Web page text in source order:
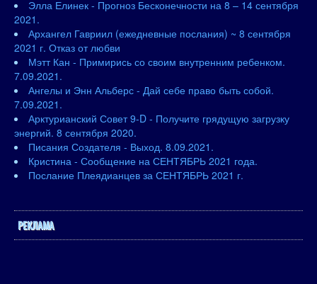
Элла Елинек - Прогноз Бесконечности на 8 – 14 сентября
2021.
Архангел Гавриил (ежедневные послания) ~ 8 сентября
2021 г. Отказ от любви
Мэтт Кан - Примирись со своим внутренним ребенком.
7.09.2021.
Ангелы и Энн Альберс - Дай себе право быть собой.
7.09.2021.
Арктурианский Совет 9-D - Получите грядущую загрузку
энергий. 8 сентября 2020.
Писания Создателя - Выход. 8.09.2021.
Кристина - Сообщение на СЕНТЯБРЬ 2021 года.
Послание Плеядианцев за СЕНТЯБРЬ 2021 г.
РЕКЛАМА